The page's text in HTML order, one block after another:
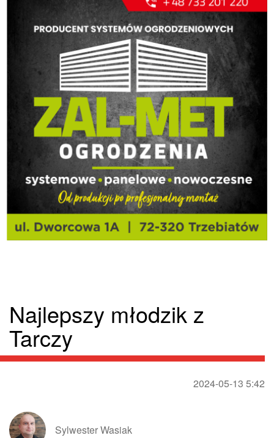
Najlepszy młodzik z
Tarczy
2024-05-13 5:42
Sylwester Wasiak